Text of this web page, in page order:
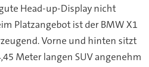
Head-up-Display nicht
Platzangebot ist der BMW X1
Vorne und hinten sitzt
Meter langen SUV angenehm